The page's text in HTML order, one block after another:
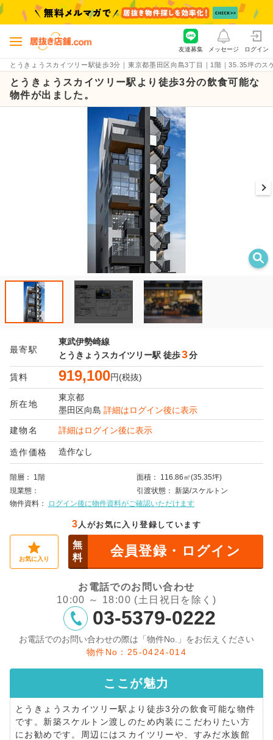
とうきょうスカイツリー駅徒歩3分｜東京都墨田区向島3丁目｜1階｜35.35坪の
友達募集 メッセージ ログイン
とうきょうスカイツリー駅より徒歩3分の飲食可能な
物件が出ました。
最寄駅
東武伊勢崎線
とうきょうスカイツリー駅 徒歩3分
賃料 919,100円(税抜)
所在地
東京都
墨田区向島 詳細はログイン後に表示
建物名 詳細はログイン後に表示
造作価格 造作なし
階層 1階 面積
116.86㎡(35.35坪)
現業態
引渡状態
新築/スケルトン
物件資料
ログイン後に物件資料がご確認いただけます
3 人がお気に入り登録しています
お気に入り
無
料
会員登録・ログイン
お電話でのお問い合わせ
10:00 ～ 18:00 (土日祝日を除く)
03-5379-0222
お電話でのお問い合わせの際は「物件No.」をお伝えください
物件No：25-0424-014
ここが魅力
とうきょうスカイツリー駅より徒歩3分の飲食可能な物件
です。新築スケルトン渡しのため内装にこだわりたい方
にお勧めです。周辺にはスカイツリーや、すみだ水族館